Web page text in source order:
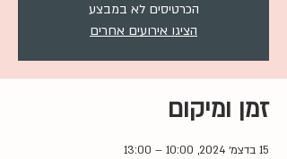
הכרטיסים לא במבצע
הציגו אירועים אחרים
זמן ומיקום
15 בדצמ׳ 2024, 10:00 – 13:00